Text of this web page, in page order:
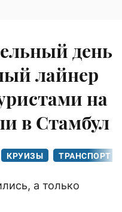
день
лайнер
на
в Стамбул
КРУИЗЫ ТРАНСПОРТ
а только